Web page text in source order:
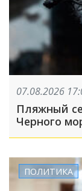
07.08.2026
Пляжный
Черного
ПОЛИТИКА